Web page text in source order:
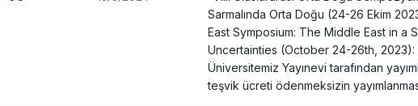
Sarmalında Orta Doğu (24-26 Ekim
East Symposium: The Middle East in a
Uncertainties (October 24-26th, 2023):
Üniversitemiz Yayınevi tarafından
teşvik ücreti ödenmeksizin